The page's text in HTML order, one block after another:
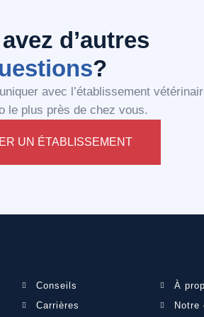
d’autres
?
avec l’établissement
le plus près de chez vous.
UN ÉTABLISSEMENT
Conseils
Carrières
À
Notre